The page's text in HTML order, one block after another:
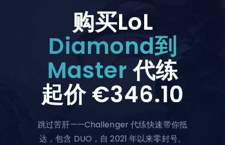
购买LoL
Diamond到
Master代练
起价€346.10
跳过苦肝——Challenger 代练快速带你抵
达，包含 DUO，自 2021 年以来零封号。